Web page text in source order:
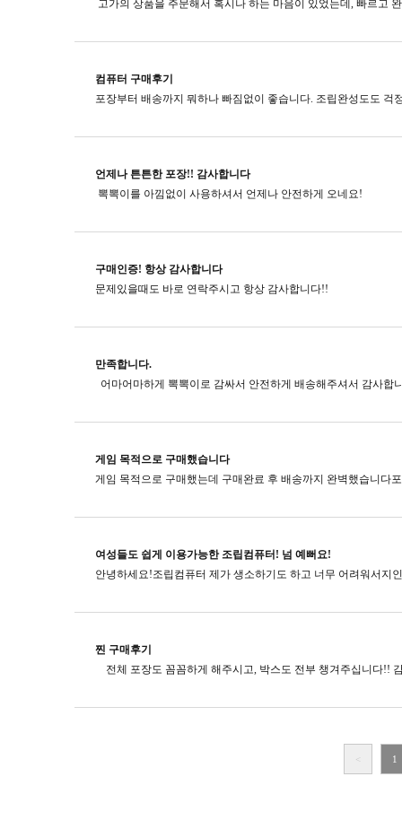
컴퓨터 구매후기
포장부터 배송까지 뭐하나 빠짐없이 좋습니다. 조립완성도도 걱
언제나 튼튼한 포장!! 감사합니다
뽁뽁이를 아낌없이 사용하셔서 언제나 안전하게 오네요!
구매인증! 항상 감사합니다
문제있을때도 바로 연락주시고​ 항상 감사합니다!!
만족합니다.
게임 목적으로 구매했습니다
여성들도 쉽게 이용가능한 조립컴퓨터! 넘 예뻐요!
찐 구매후기
< 1